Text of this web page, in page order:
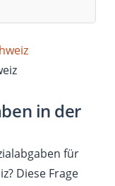
in der
für
Diese Frage